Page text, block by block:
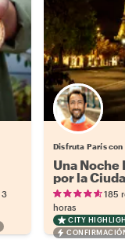
3
Disfruta París
Una Noche
por la
185
horas
CITY